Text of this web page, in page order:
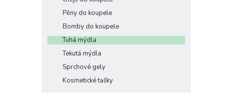
Pěny do koupele
Bomby do koupele
Tuhá mýdla
Tekutá mýdla
Sprchové gely
Kosmetické tašky